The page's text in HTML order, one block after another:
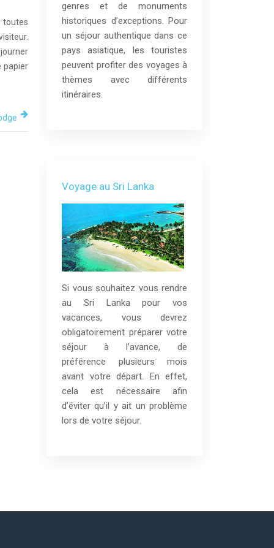
toutes
papier
genres et de monuments
historiques d’exceptions. Pour
un séjour authentique dans ce
pays asiatique, les touristes
peuvent profiter des voyages à
thèmes avec différents
itinéraires.
Voyage au Sri Lanka
Si vous souhaitez vous rendre
au Sri Lanka pour vos
vacances, vous devrez
obligatoirement préparer votre
séjour à l’avance, de
préférence plusieurs mois
avant votre départ. En effet,
cela est nécessaire afin
d’éviter qu’il y ait un problème
lors de votre séjour.